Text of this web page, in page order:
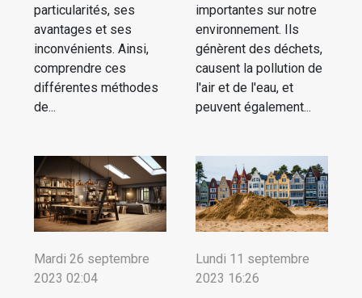
particularités, ses
avantages et ses
inconvénients. Ainsi,
comprendre ces
différentes méthodes
de...
importantes sur notre
environnement. Ils
génèrent des déchets,
causent la pollution de
l'air et de l'eau, et
peuvent également...
Mardi 26 septembre
2023 02:04
Lundi 11 septembre
2023 16:26